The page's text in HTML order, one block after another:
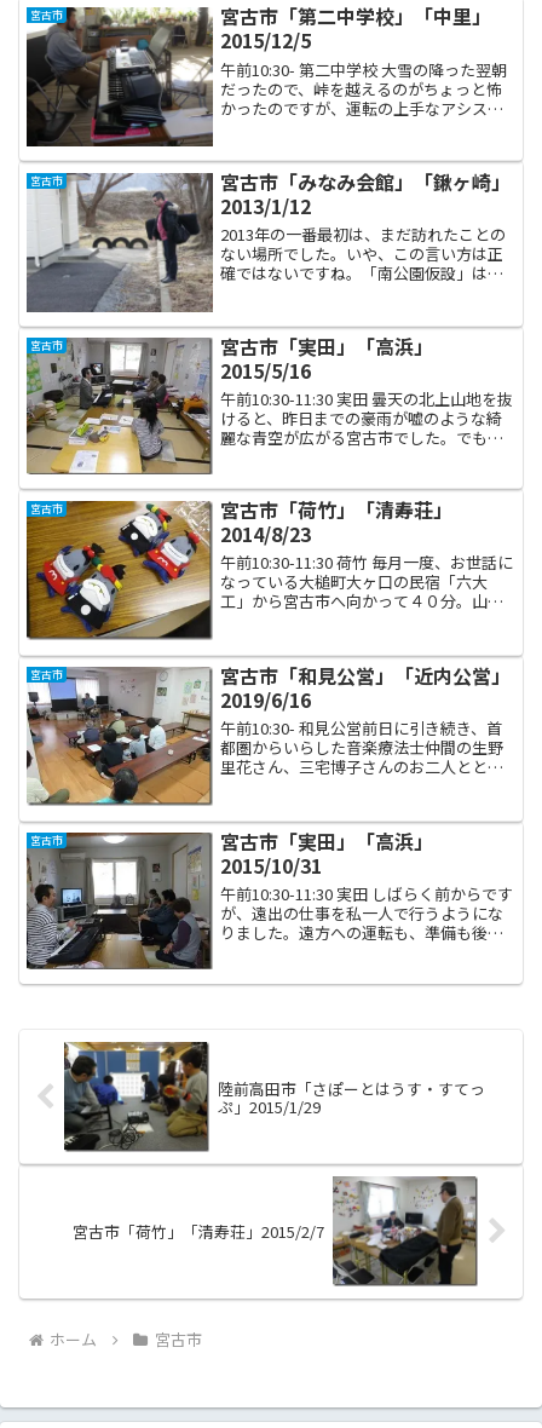
宮古市
宮古市「第二中学校」「中里」
2015/12/5
午前10:30- 第二中学校 大雪の降った翌朝
だったので、峠を越えるのがちょっと怖
かったのですが、運転の上手なアシスタ
ちゃんも、空いていたドライバーさんに
安全に送り届け...
宮古市
宮古市「みなみ会館」「鍬ヶ崎」
2013/1/12
2013年の一番最初は、まだ訪れたことの
ない場所でした。いや、この言い方は正
確ではないですね。「南公園仮設」は何
に昼間に訪問したので。初めて「仮設の
住居」の中身を拝見し...
宮古市
宮古市「実田」「高浜」
2015/5/16
午前10:30-11:30 実田 曇天の北上山地を抜
けると、昨日までの豪雨が嘘のような綺
麗な青空が広がる宮古市でした。でもち
ないコタツにお二人ほど座って待ってく
ださって...
宮古市
宮古市「荷竹」「清寿荘」
2014/8/23
午前10:30-11:30 荷竹 毎月一度、お世話に
なっている大槌町大ヶ口の民宿「六大
工」から宮古市へ向かって４０分。山田
人々は手芸活動していて、その材料を届
けてあげ...
宮古市
宮古市「和見公営」「近内公営」
2019/6/16
午前10:30- 和見公営前日に引き続き、首
都圏からいらした音楽療法士仲間の生野
里花さん、三宅博子さんのお二人ととも
午前中は宮古市の中心街に近い和見公営
住宅にお邪魔しま...
宮古市
宮古市「実田」「高浜」
2015/10/31
午前10:30-11:30 実田 しばらく前からです
が、遠出の仕事を私一人で行うようにな
りました。遠方への運転も、準備も後片
らっしゃるでしょう。実は勤務形態を変
陸前高田市「さぽーとはうす・すてっ
ぷ」2015/1/29
宮古市「荷竹」「清寿荘」2015/2/7
ホーム 宮古市